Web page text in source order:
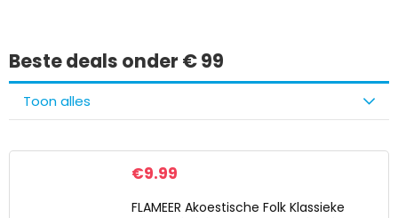
Beste deals onder € 99
Toon alles
€9.99
FLAMEER Akoestische Folk Klassieke